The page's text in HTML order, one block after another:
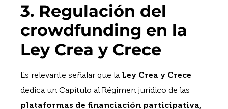
3. Regulación del
crowdfunding en la
Ley Crea y Crece
Es relevante señalar que la Ley Crea y Crece
dedica un Capítulo al Régimen jurídico de las
plataformas de financiación participativa,